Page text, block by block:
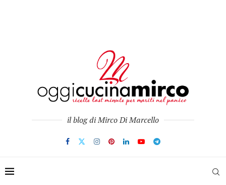
il blog di Mirco Di Marcello